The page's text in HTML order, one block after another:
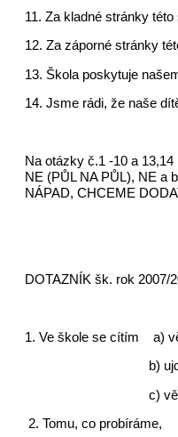
11. Za kladné stránky
12. Za záporné stránky
13. Škola poskytuje
14. Jsme rádi, že naše
Na otázky č.1 -10 a
NE (PŮL NA PŮL), NE a
NÁPAD, CHCEME
DOTAZNÍK šk. rok 2007/
1. Ve škole se cítím
b)
c) většinou
2. Tomu, co